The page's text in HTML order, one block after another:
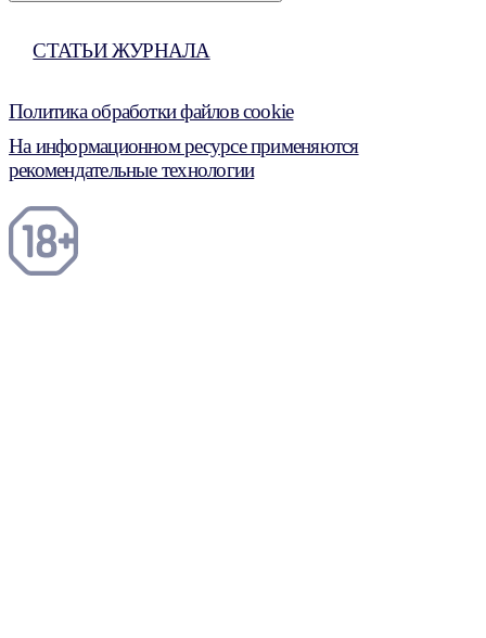
СТАТЬИ ЖУРНАЛА
Политика обработки файлов cookie
На информационном ресурсе применяются
рекомендательные технологии